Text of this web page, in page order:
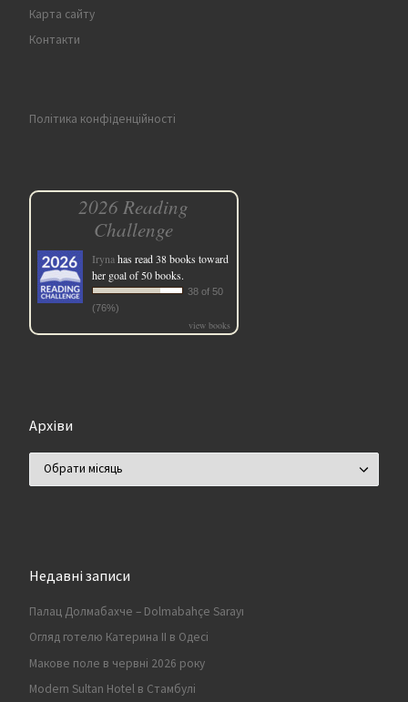
Карта сайту
Контакти
Політика конфіденційності
2026 Reading
Challenge
Irynahas read 38 books toward
her goal of 50 books.
38 of 50
(76%)
view books
Архіви
Недавні записи
Палац Долмабахче – Dolmabahçe Sarayı
Огляд готелю Катерина II в Одесі
Макове поле в червні 2026 року
Modern Sultan Hotel в Стамбулі